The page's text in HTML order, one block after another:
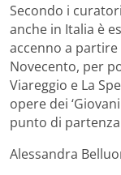
Secondo i
anche in Italia è
accenno a
Novecento, per
Viareggio e La
opere dei
punto di
Alessandra